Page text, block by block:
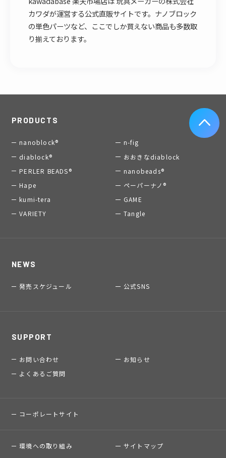
カワダが運営する公式直販サイトです。ナノブロック
の単色パーツなど、ここでしか買えない商品も多数取
り揃えております。
PRODUCTS
nanoblock®
n-fig
diablock®
おおきなdiablock
PERLER BEADS®
nanobeads®
Hape
ペーパーナノ®
kumi-tera
GAME
VARIETY
Tangle
NEWS
発売スケジュール 公式SNS
SUPPORT
お問い合わせ
お知らせ
よくあるご質問
コーポレートサイト
環境への取り組み サイトマップ